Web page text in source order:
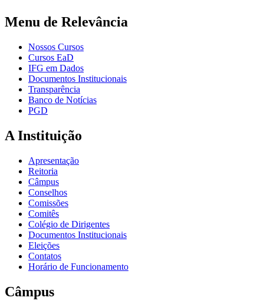
Menu de Relevância
Nossos Cursos
Cursos EaD
IFG em Dados
Documentos Institucionais
Transparência
Banco de Notícias
PGD
A Instituição
Apresentação
Reitoria
Câmpus
Conselhos
Comissões
Comitês
Colégio de Dirigentes
Documentos Institucionais
Eleições
Contatos
Horário de Funcionamento
Câmpus